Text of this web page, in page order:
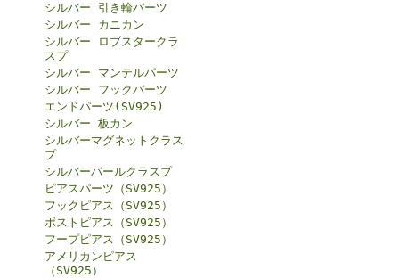
シルバー 引き輪パーツ
シルバー カニカン
シルバー ロブスタークラ
スプ
シルバー マンテルパーツ
シルバー フックパーツ
エンドパーツ(SV925)
シルバー 板カン
シルバーマグネットクラス
プ
シルバーパールクラスプ
ピアスパーツ（SV925）
フックピアス（SV925）
ポストピアス（SV925）
フープピアス（SV925）
アメリカンピアス
（SV925）